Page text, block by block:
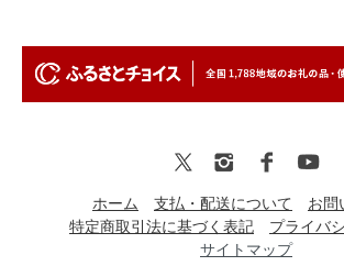
ホーム 支払・配送について
お問
特定商取引法に基づく表記
プライバ
サイトマップ